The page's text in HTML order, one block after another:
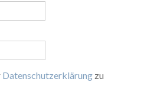
Datenschutzerklärung zu